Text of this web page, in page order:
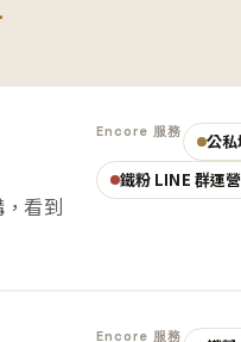
看到
Encore 服務
公
鐵粉 LINE 群運營
Encore 服務